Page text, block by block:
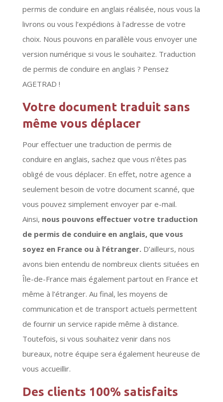
permis de conduire en anglais réalisée, nous vous la
livrons ou vous l’expédions à l’adresse de votre
choix. Nous pouvons en parallèle vous envoyer une
version numérique si vous le souhaitez. Traduction
de permis de conduire en anglais ? Pensez
AGETRAD !
Votre document traduit sans
même vous déplacer
Pour effectuer une traduction de permis de
conduire en anglais, sachez que vous n’êtes pas
obligé de vous déplacer. En effet, notre agence a
seulement besoin de votre document scanné, que
vous pouvez simplement envoyer par e-mail.
Ainsi, nous pouvons effectuer votre traduction
de permis de conduire en anglais, que vous
soyez en France ou à l’étranger. D’ailleurs, nous
avons bien entendu de nombreux clients situées en
Île-de-France mais également partout en France et
même à l’étranger. Au final, les moyens de
communication et de transport actuels permettent
de fournir un service rapide même à distance.
Toutefois, si vous souhaitez venir dans nos
bureaux, notre équipe sera également heureuse de
vous accueillir.
Des clients 100% satisfaits